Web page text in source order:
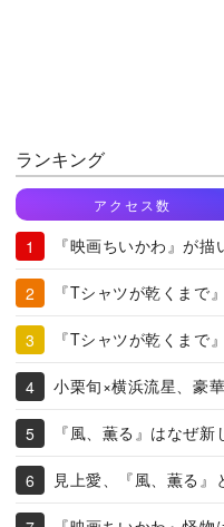
ランキング
アクセス数
『映画ちいかわ』が
『Tシャツが乾くまで
『Tシャツが乾くまで
小栗旬×横浜流星、豪
『風、薫る』はなぜ新
見上愛、『風、薫る』